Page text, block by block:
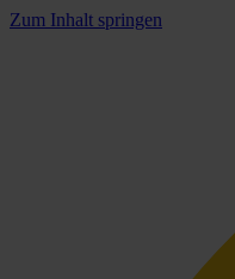
Zum Inhalt springen